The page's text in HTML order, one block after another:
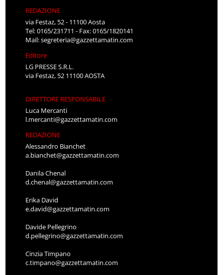
REDAZIONE
via Festaz, 52 - 11100 Aosta
Tel: 0165/231711 - Fax: 0165/1820141
Mail:segreteria@gazzettamatin.com
Editore
LG PRESSE S.R.L.
via Festaz, 52 11100 AOSTA
DIRETTORE RESPONSABILE
Luca Mercanti
l.mercanti@gazzettamatin.com
REDAZIONE
Alessandro Bianchet
a.bianchet@gazzettamatin.com
Danila Chenal
d.chenal@gazzettamatin.com
Erika David
e.david@gazzettamatin.com
Davide Pellegrino
d.pellegrino@gazzettamatin.com
Cinzia Timpano
c.timpano@gazzettamatin.com